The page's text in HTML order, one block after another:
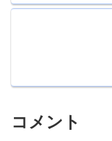
コメント